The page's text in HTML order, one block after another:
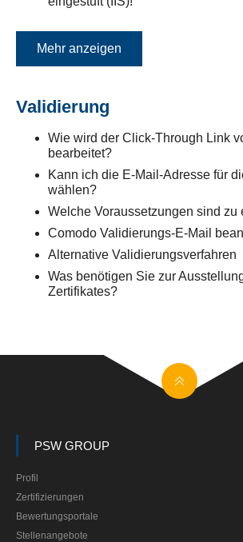
Mehr anzeigen
Validierung
Wie wird der Click-Through Link
bearbeitet?
Kann ich die E-Mail-Adresse für
wählen?
Welche Voraussetzungen sind zu
Comodo Validierungs-E-Mail
Alternative Validierungsverfahren
Was benötigen Sie zur
Zertifikates?
PSW GROUP
Profil
Zertifizierungen
Bewertungsportale
Stellenangebote